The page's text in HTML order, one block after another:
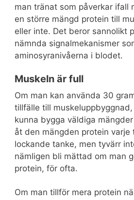
man tränat som påverkar ifall
en större mängd protein till
eller inte. Det beror sannolikt
nämnda signalmekanismer
aminosyranivåerna i blodet.
Muskeln är full
Om man kan använda 30
tillfälle till
kunna bygga väldiga
åt den mängden protein varje
lockande tanke, men tyvärr
nämligen bli mättad om man
protein, för ofta.
Om man tillför mera protein